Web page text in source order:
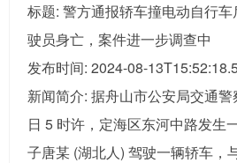
标题: 警方通报轿车撞电动自行
驶员身亡，案件进一步调查中
发布时间: 2024-08-
新闻简介: 据舟山市公安局交通
日 5 时许，定海区东河中路发生
子唐某 (湖北人) 驾驶一辆轿车，